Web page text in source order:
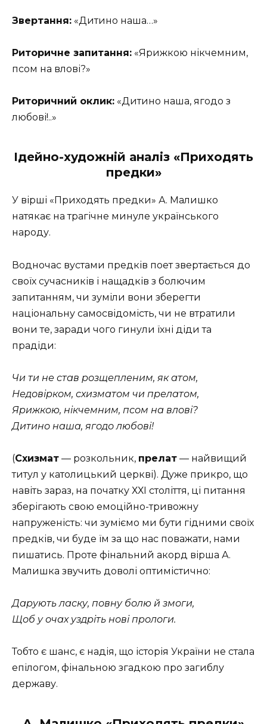
Звертання: «Дитино наша…»
Риторичне запитання: «Ярижкою нікчемним,
псом на влові?»
Риторичний оклик: «Дитино наша, ягодо з
любові!..»
Ідейно-художній аналіз «Приходять
предки»
У вірші «Приходять предки» А. Малишко
натякає на трагічне минуле українського
народу.
Водночас вустами предків поет звертається до
своїх сучасників і нащадків з болючим
запитанням, чи зуміли вони зберегти
національну самосвідомість, чи не втратили
вони те, заради чого гинули їхні діди та
прадіди:
Чи ти не став розщепленим, як атом,
Недовірком, схизматом чи прелатом,
Ярижкою, нікчемним, псом на влові?
Дитино наша, ягодо любові!
(Схизмат — розкольник, прелат — найвищий
титул у католицький церкві). Дуже прикро, що
навіть зараз, на початку ХХІ століття, ці питання
зберігають свою емоційно-тривожну
напруженість: чи зуміємо ми бути гідними своїх
предків, чи буде їм за що нас поважати, нами
пишатись. Проте фінальний акорд вірша А.
Малишка звучить доволі оптимістично:
Дарують ласку, повну болю й змоги,
Щоб у очах уздріть нові прологи.
Тобто є шанс, є надія, що історія України не стала
епілогом, фінальною згадкою про загиблу
державу.